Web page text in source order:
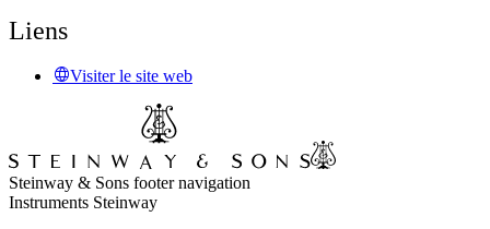
Liens
Visiter le site web
Steinway & Sons footer navigation
Instruments Steinway